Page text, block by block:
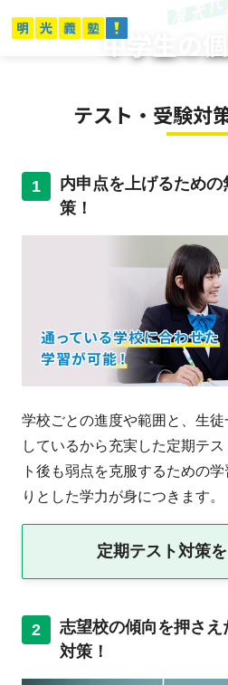
中学生の
テスト・受験対
1
内申点を上げるため
策！
学校ごとの進度や範囲と、生
しているから充実した定期テ
ト後も弱点を克服するための
りとした学力が身につきます。
定期テスト対策
2
志望校の傾向を押さ
対策！